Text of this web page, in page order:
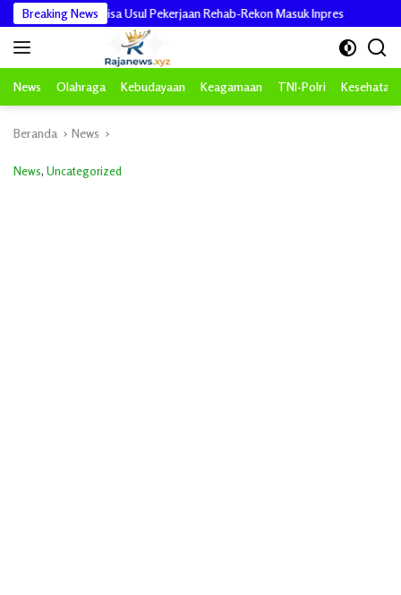
Langsung
ke
konten
Breaking News
Usul Pekerjaan Rehab-Rekon Masuk Inpres Viral Video TikTok,
News Olahraga Kebudayaan Keagamaan TNI-Polri Kesehatan
Beranda News
News, Uncategorized